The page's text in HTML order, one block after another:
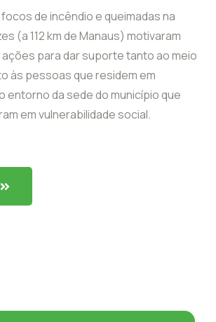
de incêndio e queimadas na
(a 112 km de Manaus) motivaram
para dar suporte tanto ao meio
às pessoas que residem em
entorno da sede do município que
em vulnerabilidade social.